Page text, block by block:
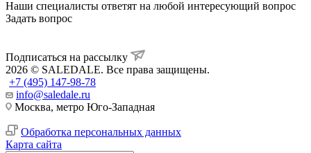
Наши специалисты ответят на любой интересующий вопрос
Задать вопрос
Подписаться на рассылку
2026 © SALEDALE. Все права защищены.
+7 (495) 147-98-78
info@saledale.ru
Москва, метро Юго-Западная
Обработка персональных данных
Карта сайта